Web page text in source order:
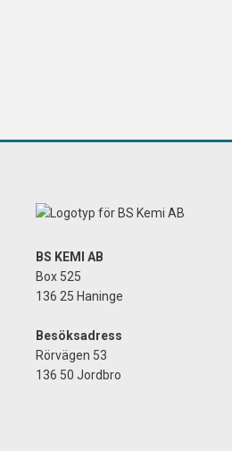
BS KEMI AB
Box 525
136 25 Haninge
Besöksadress
Rörvägen 53
136 50 Jordbro